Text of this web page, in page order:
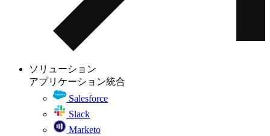
ソリューション
アプリケーション統合
Salesforce
Slack
Marketo